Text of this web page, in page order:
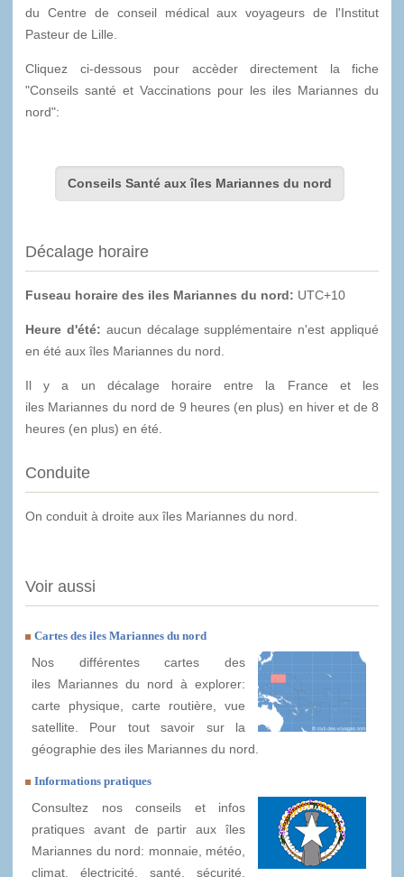
du Centre de conseil médical aux voyageurs de l'Institut
Pasteur de Lille.
Cliquez ci-dessous pour accèder directement la fiche
"Conseils santé et Vaccinations pour les iles Mariannes du
nord":
Conseils Santé aux îles Mariannes du nord
Décalage horaire
Fuseau horaire des iles Mariannes du nord: UTC+10
Heure d'été: aucun décalage supplémentaire n'est appliqué
en été aux îles Mariannes du nord.
Il y a un décalage horaire entre la France et les
iles Mariannes du nord de 9 heures (en plus) en hiver et de 8
heures (en plus) en été.
Conduite
On conduit à droite aux îles Mariannes du nord.
Voir aussi
Cartes des iles Mariannes du nord
Nos différentes cartes des
iles Mariannes du nord à explorer:
carte physique, carte routière, vue
satellite. Pour tout savoir sur la
géographie des iles Mariannes du nord.
Informations pratiques
Consultez nos conseils et infos
pratiques avant de partir aux îles
Mariannes du nord: monnaie, météo,
climat, électricité, santé, sécurité,